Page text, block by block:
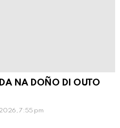
NA DOÑO DI OUTO
2026, 7:55 pm